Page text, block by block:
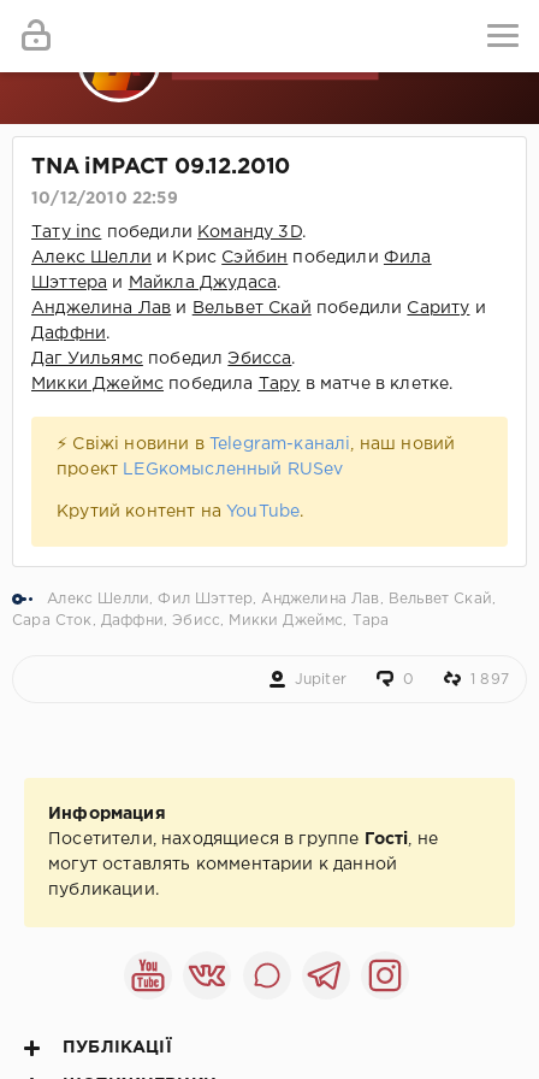
TNA iMPACT 09.12.2010
10/12/2010 22:59
Тату inc победили Команду 3D.
Алекс Шелли и Крис Сэйбин победили Фила
Шэттера и Майкла Джудаса.
Анджелина Лав и Вельвет Скай победили Сариту и
Даффни.
Даг УильямспобедилЭбисса.
Микки Джеймс победила Тару в матче в клетке.
⚡ Свіжі новини в Telegram-каналі
, наш новий
проект
LEGкомысленный RUSev
Крутий контент на YouTube.
Алекс Шелли,Фил Шэттер,Анджелина Лав, Вельвет Скай,
Сара Сток , Даффни,Эбисс, Микки Джеймс, Тара
Jupiter 0 1 897
Информация
Посетители, находящиеся в группе
Гості
, не
могут оставлять комментарии к данной
публикации.
ПУБЛІКАЦІЇ